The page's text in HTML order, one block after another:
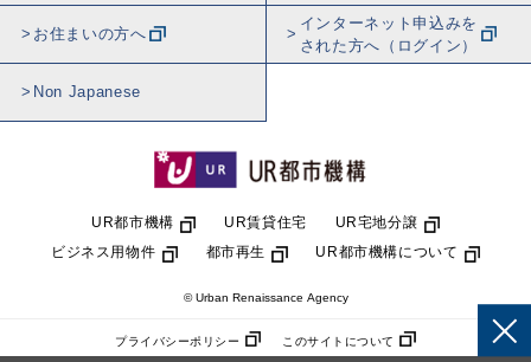
お住まいの方へ
インターネット申込みを
された方へ（ログイン）
Non Japanese
UR都市機構 UR賃貸住宅
UR宅地分譲
ビジネス用物件
都市再生 UR都市機構について
© Urban Renaissance Agency
プライバシーポリシー このサイトについて